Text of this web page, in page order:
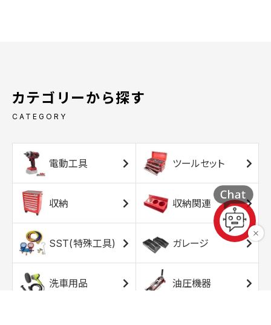
カテゴリーから探す
CATEGORY
電動工具 ツールセット
収納 収納関連
SST(特殊工具) ガレージ
洗車用品 油圧機器